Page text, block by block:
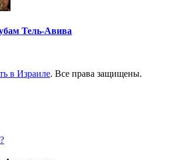
Тель-Авива
в Израиле. Все права защищены.